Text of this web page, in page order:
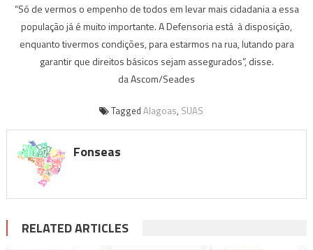
“Só de vermos o empenho de todos em levar mais cidadania a essa
população já é muito importante. A Defensoria está à disposição,
enquanto tivermos condições, para estarmos na rua, lutando para
garantir que direitos básicos sejam assegurados”, disse.
da Ascom/Seades
Tagged Alagoas, SUAS
Fonseas
RELATED ARTICLES